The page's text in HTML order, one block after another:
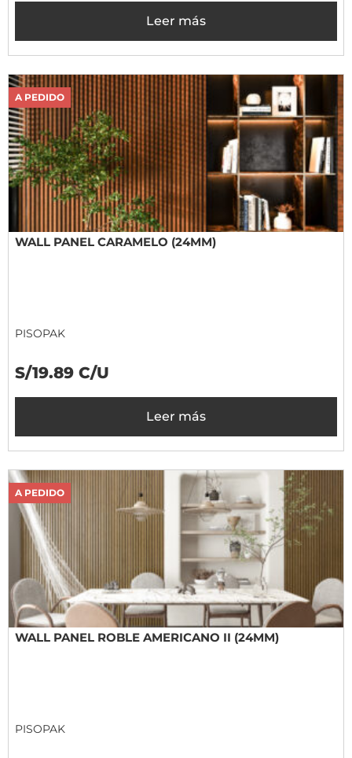
Leer más
A PEDIDO
WALL PANEL CARAMELO (24MM)
PISOPAK
S/19.89 C/U
Leer más
A PEDIDO
WALL PANEL ROBLE AMERICANO II (24MM)
PISOPAK